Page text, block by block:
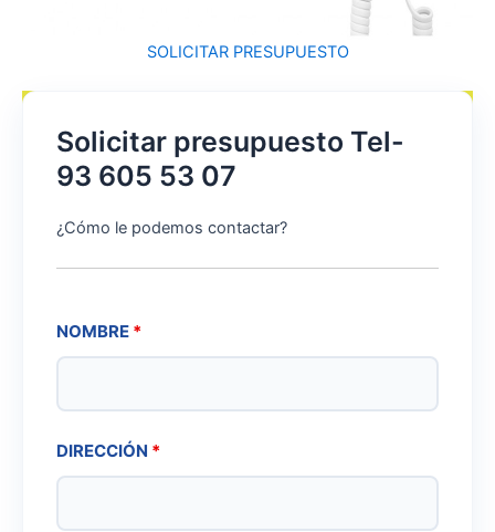
SOLICITAR PRESUPUESTO
Solicitar presupuesto Tel-
93 605 53 07
¿Cómo le podemos contactar?
NOMBRE *
DIRECCIÓN *